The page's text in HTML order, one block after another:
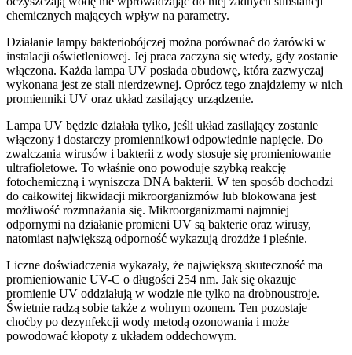
chemicznych mających wpływ na parametry.
Działanie lampy bakteriobójczej można porównać do żarówki w
instalacji oświetleniowej. Jej praca zaczyna się wtedy, gdy zostanie
włączona. Każda lampa UV posiada obudowę, która zazwyczaj
wykonana jest ze stali nierdzewnej. Oprócz tego znajdziemy w nich
promienniki UV oraz układ zasilający urządzenie.
Lampa UV będzie działała tylko, jeśli układ zasilający zostanie
włączony i dostarczy promiennikowi odpowiednie napięcie. Do
zwalczania wirusów i bakterii z wody stosuje się promieniowanie
ultrafioletowe. To właśnie ono powoduje szybką reakcję
fotochemiczną i wyniszcza DNA bakterii. W ten sposób dochodzi
do całkowitej likwidacji mikroorganizmów lub blokowana jest
możliwość rozmnażania się. Mikroorganizmami najmniej
odpornymi na działanie promieni UV są bakterie oraz wirusy,
natomiast największą odporność wykazują drożdże i pleśnie.
Liczne doświadczenia wykazały, że największą skuteczność ma
promieniowanie UV-C o długości 254 nm. Jak się okazuje
promienie UV oddziałują w wodzie nie tylko na drobnoustroje.
Świetnie radzą sobie także z wolnym ozonem. Ten pozostaje
choćby po dezynfekcji wody metodą ozonowania i może
powodować kłopoty z układem oddechowym.